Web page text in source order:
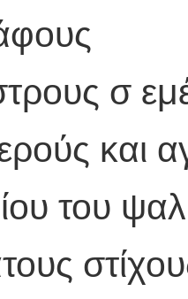
σ
και
του